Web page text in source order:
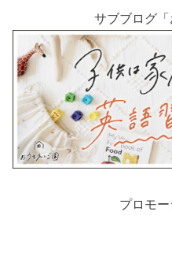
サブブログ「
プロモ